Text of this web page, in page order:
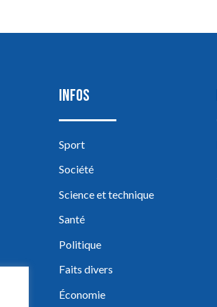
INFOS
Sport
Société
Science et technique
Santé
Politique
Faits divers
Économie